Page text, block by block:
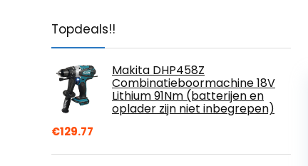
Topdeals!!
Makita DHP458Z
Combinatieboormachine 18V
Lithium 91Nm (batterijen en
oplader zijn niet inbegrepen)
€129.77